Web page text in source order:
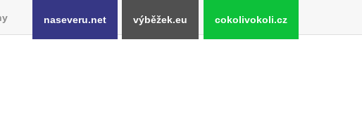
naseveru.net výběžek.eu cokolivokoli.cz